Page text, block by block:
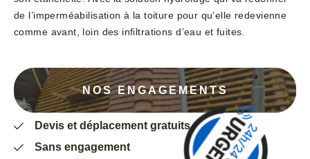
de l’imperméabilisation à la toiture pour qu’elle redevienne
comme avant, loin des infiltrations d’eau et fuites.
NOS ENGAGEMENTS
Devis et déplacement gratuits
Sans engagement